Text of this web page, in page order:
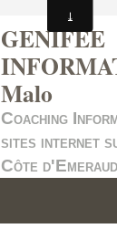
GENIFEE
Malo
Coaching
sites internet
Côte